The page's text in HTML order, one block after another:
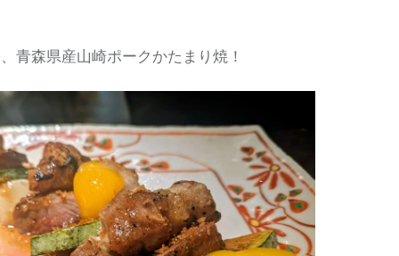
青森県産山崎ポークかたまり焼！